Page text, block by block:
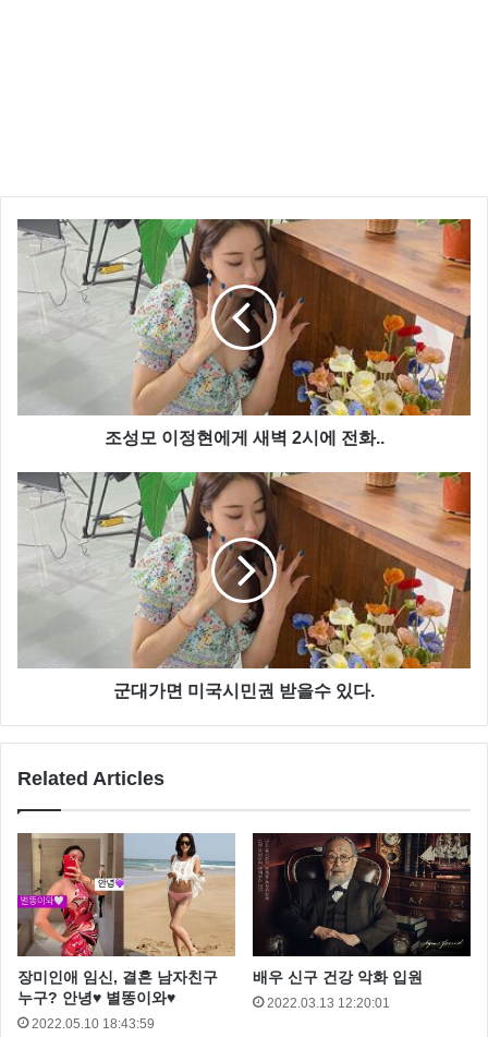
조성모 이정현에게 새벽 2시에 전화..
군대가면 미국시민권 받을수 있다.
Related Articles
장미인애 임신, 결혼 남자친구
누구? 안녕♥ 별똥이와♥
2022.05.10 18:43:59
배우 신구 건강 악화 입원
2022.03.13 12:20:01